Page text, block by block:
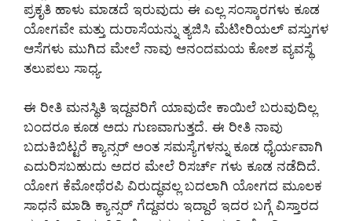
ಪ್ರಕೃತಿ ಹಾಳು ಮಾಡದೆ ಇರುವುದು ಈ ಎಲ್ಲ ಸಂಸ್ಕಾರಗಳು ಕೂಡ
ಯೋಗವೇ ಮತ್ತು ದುರಾಸೆಯನ್ನು ತ್ಯಜಿಸಿ ಮೆಟೀರಿಯಲ್ ವಸ್ತುಗಳ
ಆಸೆಗಳು ಮುಗಿದ ಮೇಲೆ ನಾವು ಆನಂದಮಯ ಕೋಶ ವ್ಯವಸ್ಥೆ
ತಲುಪಲು ಸಾಧ್ಯ.
ಈ ರೀತಿ ಮನಸ್ಥಿತಿ ಇದ್ದವರಿಗೆ ಯಾವುದೇ ಕಾಯಿಲೆ ಬರುವುದಿಲ್ಲ
ಬಂದರೂ ಕೂಡ ಅದು ಗುಣವಾಗುತ್ತದೆ. ಈ ರೀತಿ ನಾವು
ಬದುಕಿಬಿಟ್ಟರೆ ಕ್ಯಾನ್ಸರ್ ಅಂತ ಸಮಸ್ಯೆಗಳನ್ನು ಕೂಡ ಧೈರ್ಯವಾಗಿ
ಎದುರಿಸಬಹುದು ಅದರ ಮೇಲೆ ರಿಸರ್ಚ್ ಗಳು ಕೂಡ ನಡೆದಿದೆ.
ಯೋಗ ಕೆಮೋಥೆರಪಿ ವಿರುದ್ಧವಲ್ಲ ಬದಲಾಗಿ ಯೋಗದ ಮೂಲಕ
ಸಾಧನೆ ಮಾಡಿ ಕ್ಯಾನ್ಸರ್ ಗೆದ್ದವರು ಇದ್ದಾರೆ ಇದರ ಬಗ್ಗೆ ವಿಸ್ತಾರದ